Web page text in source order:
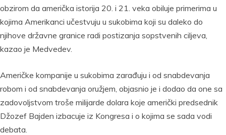
obzirom da američka istorija 20. i 21. veka obiluje primerima u
kojima Amerikanci učestvuju u sukobima koji su daleko do
njihove državne granice radi postizanja sopstvenih ciljeva,
kazao je Medvedev.
Američke kompanije u sukobima zarađuju i od snabdevanja
robom i od snabdevanja oružjem, objasnio je i dodao da one sa
zadovoljstvom troše milijarde dolara koje američki predsednik
Džozef Bajden izbacuje iz Kongresa i o kojima se sada vodi
debata.